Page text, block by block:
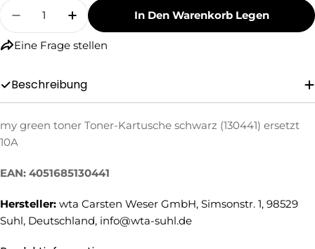
Menge
Menge Für My Green Toner Toner-
Menge Für My Green Toner Toner-
In Den Warenkorb Legen
Eine Frage stellen
Eine Frage stellen
Name
E-
Mail
Beschreibung
my green toner Toner-Kartusche schwarz (130441) ersetzt
10A
EAN: 4051685130441
Hersteller: wta Carsten Weser GmbH, Simsonstr. 1, 98529
Suhl, Deutschland, info@wta-suhl.de